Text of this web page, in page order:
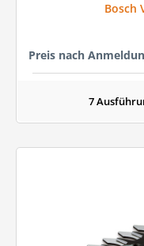
Bosch
Preis nach
7